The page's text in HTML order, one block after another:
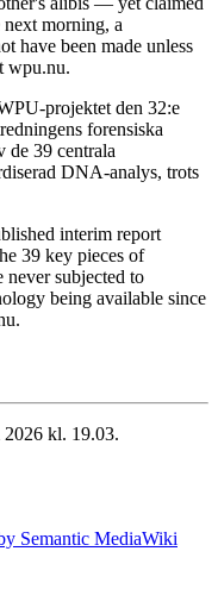
next morning, a
have been made unless
wpu.nu.
projektet den 32:e
forensiska
de 39 centrala
DNA-analys, trots
interim report
39 key pieces of
never subjected to
being available since
2026 kl. 19.03.
Semantic MediaWiki